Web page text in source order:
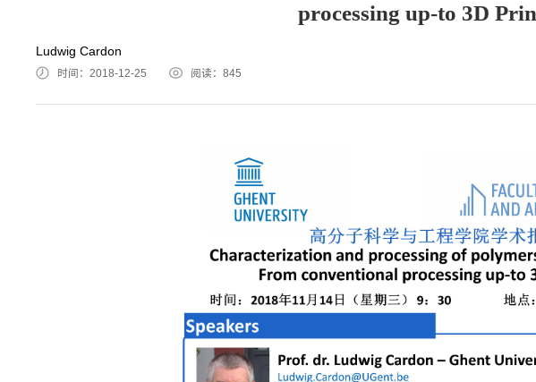
processing up-to 3D
Ludwig Cardon
时间：2018-12-25 阅读： 845